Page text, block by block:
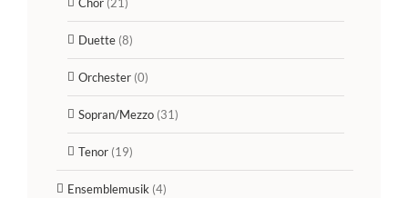
Duette (8)
Orchester (0)
Sopran/Mezzo (31)
Tenor (19)
Ensemblemusik (4)